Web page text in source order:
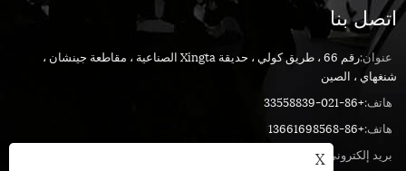
اتصل بنا
عنوان:
رقم 66 ، طريق كولي ، حديقة Xingta الصناعية ، مقاطعة جينشان ،
شنغهاي ، الصين
هاتف:+86-021-33558839
هاتف:+86-13661698568
بريد إلكتروني:sandy@cymdin.com
X